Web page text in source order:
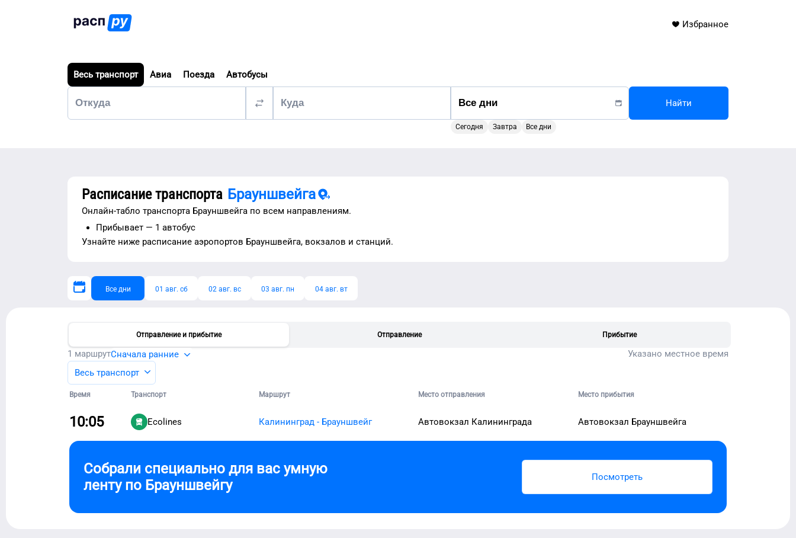
Избранное
Весь транспорт Авиа Поезда Автобусы
Сегодня Завтра Все дни
Найти
Расписание транспорта Брауншвейга
Онлайн-табло транспорта Брауншвейга по всем направлениям.
Прибывает — 1 автобус
Узнайте ниже расписание аэропортов Брауншвейга, вокзалов и станций.
Все дни 01 авг. сб 02 авг. вс 03 авг. пн 04 авг. вт
Отправление и прибытие Отправление Прибытие
1 маршрутСначала ранние
Указано местное время
Весь транспорт
Время Транспорт Маршрут Место отправления Место прибытия
10:05 Ecolines Калининград - Брауншвейг Автовокзал Калининграда Автовокзал Брауншвейга
Собрали специально для вас умную
ленту по Брауншвейгу Посмотреть